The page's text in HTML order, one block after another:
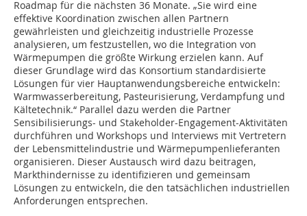
Roadmap für die nächsten 36 Monate. „Sie wird eine
effektive Koordination zwischen allen Partnern
gewährleisten und gleichzeitig industrielle Prozesse
analysieren, um festzustellen, wo die Integration von
Wärmepumpen die größte Wirkung erzielen kann. Auf
dieser Grundlage wird das Konsortium standardisierte
Lösungen für vier Hauptanwendungsbereiche entwickeln:
Warmwasserbereitung, Pasteurisierung, Verdampfung und
Kältetechnik.“ Parallel dazu werden die Partner
Sensibilisierungs- und Stakeholder-Engagement-Aktivitäten
durchführen und Workshops und Interviews mit Vertretern
der Lebensmittelindustrie und Wärmepumpenlieferanten
organisieren. Dieser Austausch wird dazu beitragen,
Markthindernisse zu identifizieren und gemeinsam
Lösungen zu entwickeln, die den tatsächlichen industriellen
Anforderungen entsprechen.